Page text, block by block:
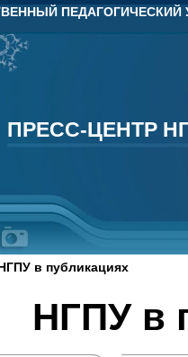
ПЕДАГОГИЧЕСКИЙ
ПРЕСС-ЦЕНТР
ПРЕСС-ЦЕНТР
в публикациях
НГПУ в